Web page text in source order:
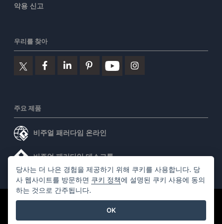
악용 신고
우리를 찾아
주요 제품
비주얼 패러다임 온라인
비주얼 패러다임 데스크톱
©2026 by Visual Paradigm. 모든 권리 보유.
당사는 더 나은 경험을 제공하기 위해 쿠키를 사용합니다. 당
사 웹사이트를 방문하면 쿠키 정책에 설명된 쿠키 사용에 동의
하는 것으로 간주됩니다.
OK